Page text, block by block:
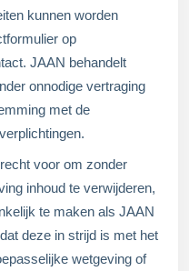
kunnen worden
op
JAAN behandelt
onnodige vertraging
met de
voor om zonder
inhoud te verwijderen,
te maken als JAAN
deze in strijd is met het
wetgeving of